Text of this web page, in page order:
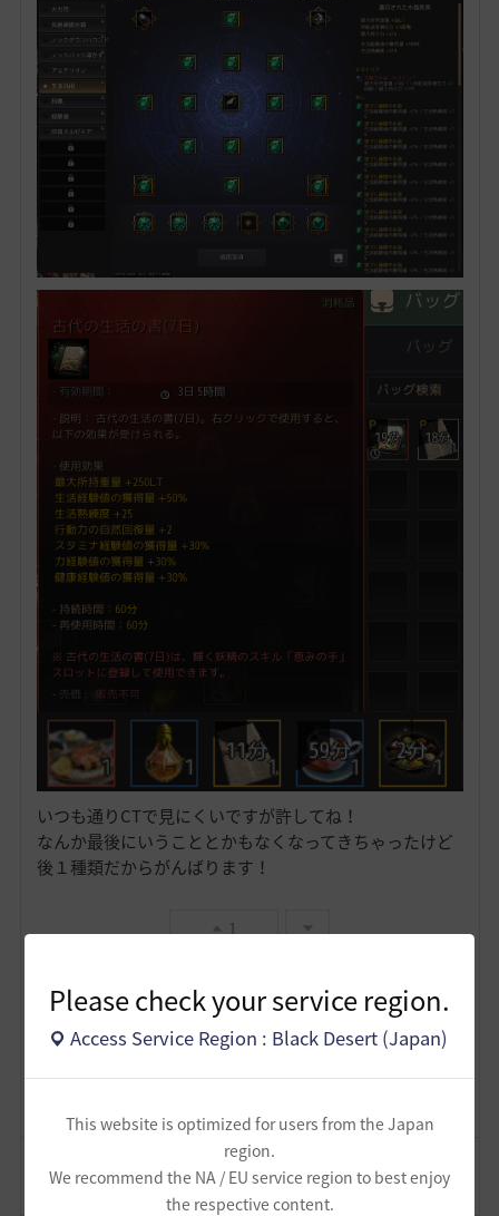
Please check your service region.
Access Service Region : Black Desert (Japan)
This website is optimized for users from the Japan
region.
We recommend the NA / EU service region to best enjoy
the respective content.
いつも通りCTで見にくいですが許してね！
なんか最後にいうこととかもなくなってきちゃったけど
後１種類だからがんばります！
1
かわさもべーた
Lv62 FPSずんだもん
コメント2 通報 コメント